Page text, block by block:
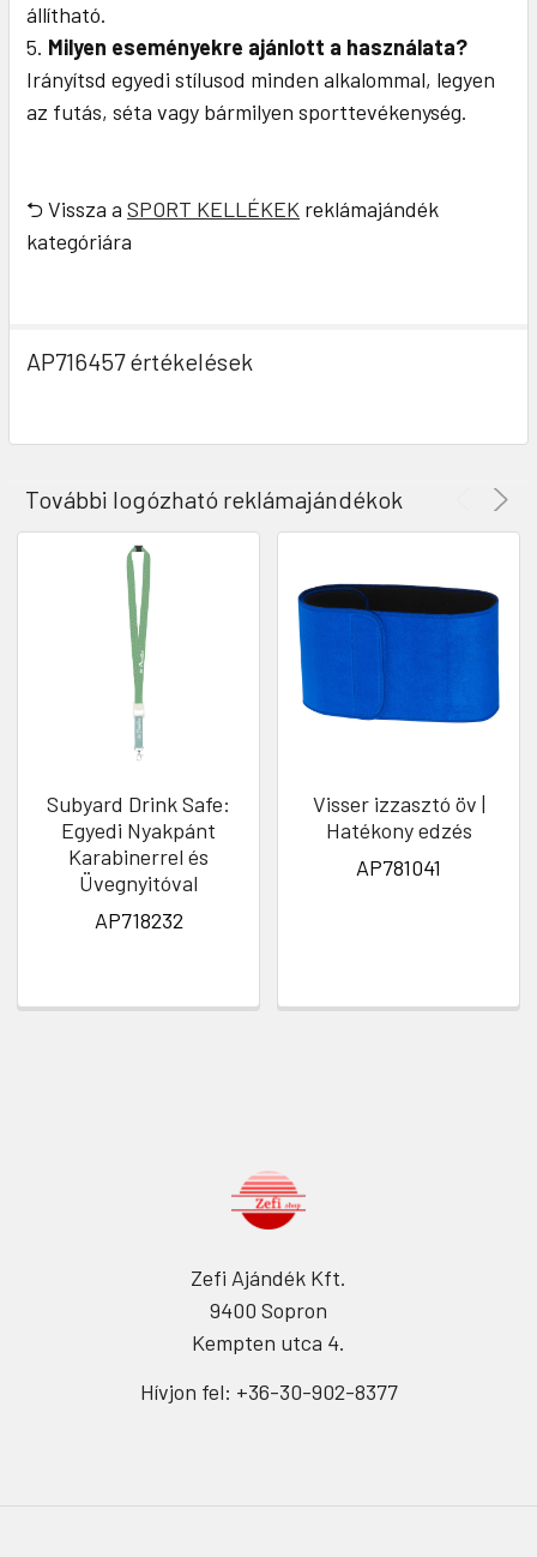
állítható.
Milyen eseményekre ajánlott a használata?
Irányítsd egyedi stílusod minden alkalommal, legyen
az futás, séta vagy bármilyen sporttevékenység.
⮌ Vissza a SPORT KELLÉKEK reklámajándék
kategóriára
AP716457 értékelések
További logózható reklámajándékok
Subyard Drink Safe:
Egyedi Nyakpánt
Karabinerrel és
Üvegnyitóval
AP718232
Visser izzasztó öv |
Hatékony edzés
AP781041
Zefi Ajándék Kft.
9400 Sopron
Kempten utca 4.
Hívjon fel: +36-30-902-8377